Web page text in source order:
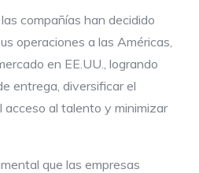
compañías han decidido
operaciones a las Américas,
en EE.UU., logrando
entrega, diversificar el
acceso al talento y minimizar
que las empresas